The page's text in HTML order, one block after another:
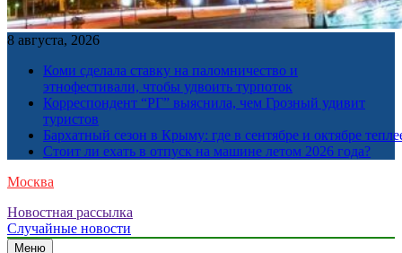
8 августа, 2026
Коми сделала ставку на паломничество и
этнофестивали, чтобы удвоить турпоток
Корреспондент “РГ” выяснила, чем Грозный удивит
туристов
Бархатный сезон в Крыму: где в сентябре и октябре
Стоит ли ехать в отпуск на машине летом 2026 года?
Москва
Новостная рассылка
Случайные новости
Меню